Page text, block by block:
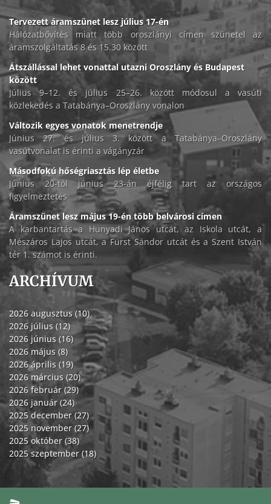
Tervezett áramszünet lesz július 17-én
Hálózatbővítés miatt több oroszlányi címen szünetel az
áramszolgáltatás 8 és 15.30 között
Átszállással lehet vonattal utazni Oroszlány és Budapest
között
Július 9–12. és július 25–26. között módosul a vasúti
közlekedés a Tatabánya–Oroszlány vonalon
Változik egyes vonatok menetrendje
Június 27. és július 3. között a Tatabánya–Oroszlány
vasútvonalat is érinti a vágányzár
Másodfokú hőségriasztás lép életbe
Június 20-tól június 23-án éjfélig tart az országos
figyelmeztetés
Áramszünet lesz május 19-én több belvárosi címen
A karbantartás a Hunyadi János utcát, az Iskola utcát, a
Mészáros Lajos utcát, a Fürst Sándor utcát és a Szent István
tér 1. számot is érinti.
ARCHÍVUM
2026 augusztus (10)
2026 július (12)
2026 június (16)
2026 május (8)
2026 április (19)
2026 március (20)
2026 február (29)
2026 január (24)
2025 december (27)
2025 november (27)
2025 október (38)
2025 szeptember (18)